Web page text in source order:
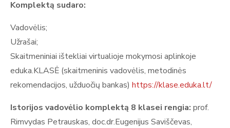
Komplektą sudaro:
Vadovėlis;
Užrašai;
Skaitmeniniai ištekliai virtualioje mokymosi aplinkoje
eduka.KLASĖ (skaitmeninis vadovėlis, metodinės
rekomendacijos, užduočių bankas) https://klase.eduka.lt/
Istorijos vadovėlio komplektą 8 klasei rengia: prof.
Rimvydas Petrauskas, doc.dr.Eugenijus Saviščevas,